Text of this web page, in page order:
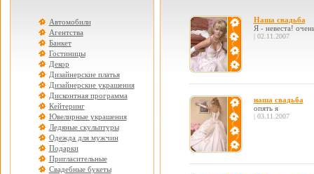
Автомобили
Агентства
Банкет
Гостиницы
Декор
Дизайнерские платья
Дизайнерские украшения
Дисконтная программа
Кейтеринг
Ювелирные украшения
Ледяные скульптуры
Одежда для мужчин
Подарки
Пригласительные
Свадебные букеты
Наша свадьба
Я - невеста!
| 02.11.2007
наша свадьба
опять я
| 03.11.2007